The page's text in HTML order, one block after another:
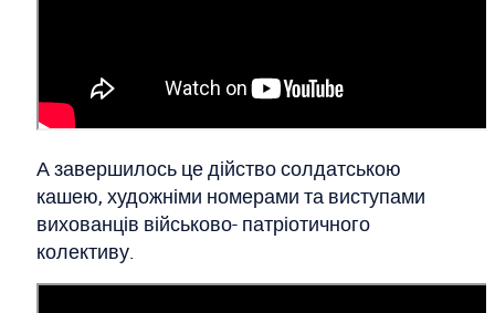
А завершилось це дійство солдатською
кашею, художніми номерами та виступами
вихованців військово- патріотичного
колективу.